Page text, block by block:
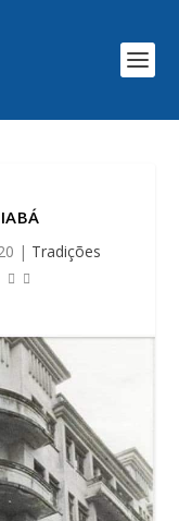
| Tradições